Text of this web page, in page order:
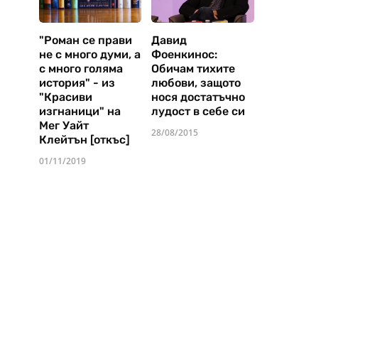
"Роман се прави
не с много думи, а
с много голяма
история" - из
"Красиви
изгнаници" на
Мег Уайт
Клейтън [откъс]
01/11/2019
Давид
Фоенкинос:
Обичам тихите
любови, защото
нося достатъчно
лудост в себе си
28/08/2015